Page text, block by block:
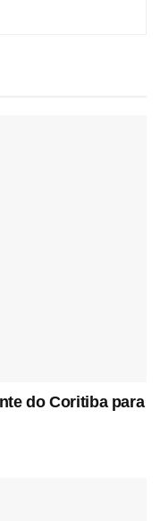
do Coritiba para